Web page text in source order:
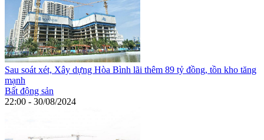
Sau soát xét, Xây dựng Hòa Bình lãi thêm 89 tỷ đồng, tồn kho tăng
mạnh
Bất động sản
22:00 - 30/08/2024